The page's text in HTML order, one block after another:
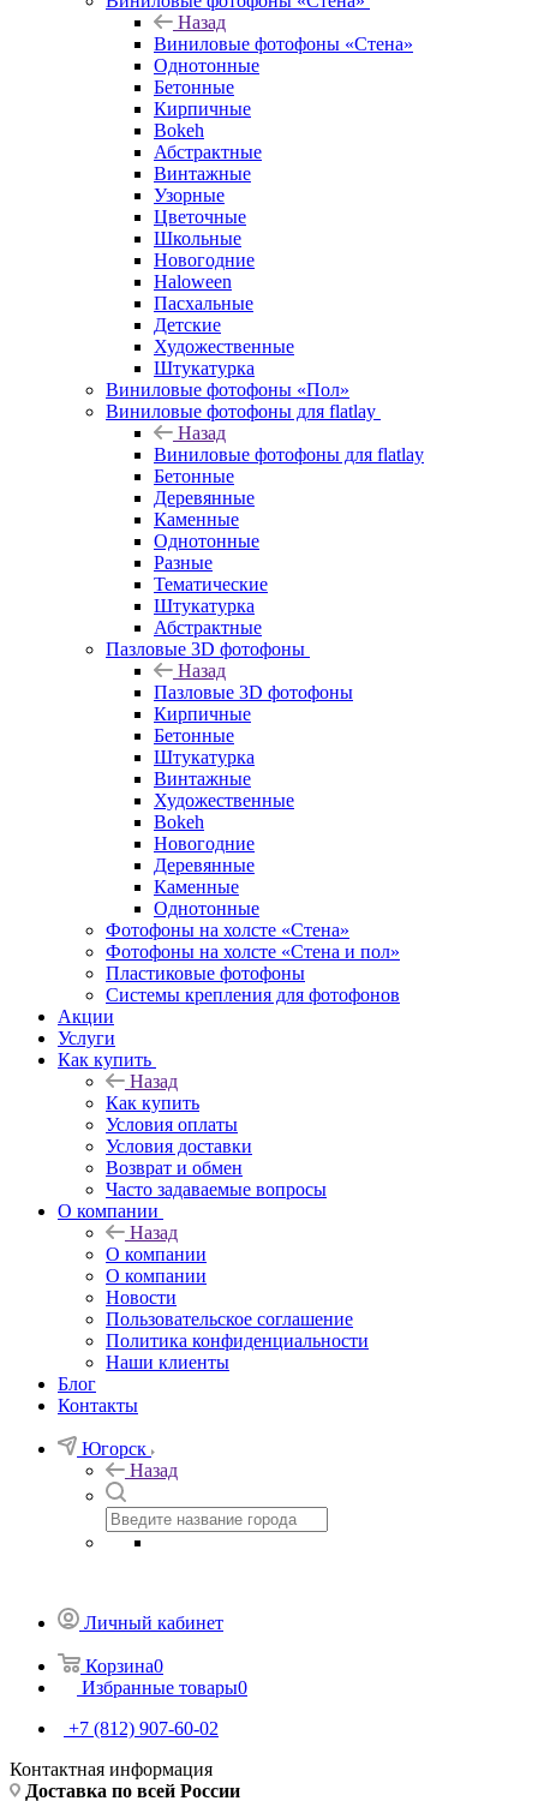
Назад
Виниловые фотофоны «Стена»
Однотонные
Бетонные
Кирпичные
Bokeh
Абстрактные
Винтажные
Узорные
Цветочные
Школьные
Новогодние
Haloween
Пасхальные
Детские
Художественные
Штукатурка
Виниловые фотофоны «Пол»
Виниловые фотофоны для flatlay
Назад
Виниловые фотофоны для flatlay
Бетонные
Деревянные
Каменные
Однотонные
Разные
Тематические
Штукатурка
Абстрактные
Пазловые 3D фотофоны
Назад
Пазловые 3D фотофоны
Кирпичные
Бетонные
Штукатурка
Винтажные
Художественные
Bokeh
Новогодние
Деревянные
Каменные
Однотонные
Фотофоны на холсте «Стена»
Фотофоны на холсте «Стена и пол»
Пластиковые фотофоны
Системы крепления для фотофонов
Акции
Услуги
Как купить
Назад
Как купить
Условия оплаты
Условия доставки
Возврат и обмен
Часто задаваемые вопросы
О компании
Назад
О компании
О компании
Новости
Пользовательское соглашение
Политика конфиденциальности
Наши клиенты
Блог
Контакты
Югорск
Назад
Личный кабинет
Корзина0
Избранные товары0
+7 (812) 907-60-02
Контактная информация
Доставка по всей России